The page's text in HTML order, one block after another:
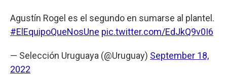
Agustín Rogel es el segundo en sumarse al plantel.
#ElEquipoQueNosUne pic.twitter.com/EdJkQ9v0I6
— Selección Uruguaya (@Uruguay) September 18,
2022